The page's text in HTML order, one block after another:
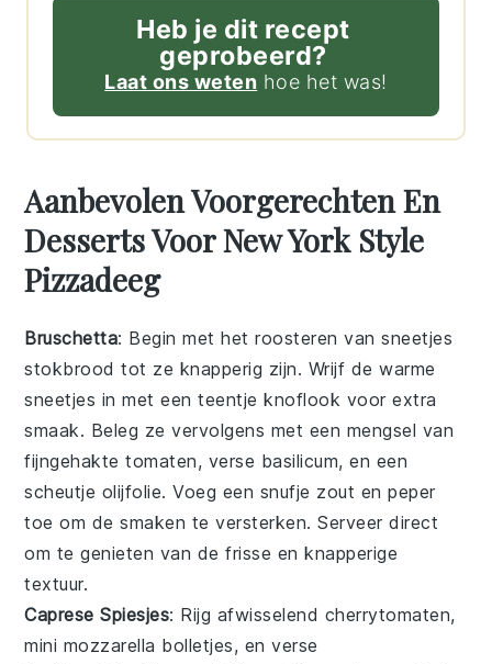
Heb je dit recept
geprobeerd?
Laat ons weten hoe het was!
Aanbevolen Voorgerechten En
Desserts Voor New York Style
Pizzadeeg
Bruschetta: Begin met het roosteren van sneetjes
stokbrood tot ze knapperig zijn. Wrijf de warme
sneetjes in met een teentjeknoflook voor extra
smaak. Beleg ze vervolgens met een mengsel van
fijngehaktetomaten, verse basilicum, en een
scheutje olijfolie. Voeg een snufje zout enpeper
toe om de smaken te versterken. Serveer direct
om te genieten van de frisse en knapperige
textuur.
Caprese Spiesjes: Rijg afwisselend cherrytomaten,
mini mozzarella bolletjes, en verse